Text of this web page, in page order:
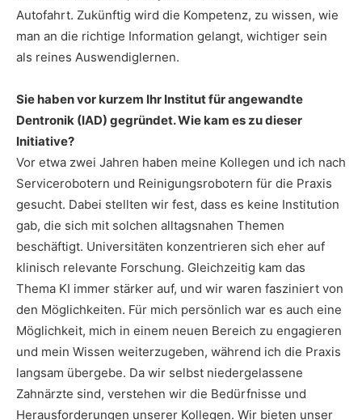
Autofahrt. Zukünftig wird die Kompetenz, zu wissen, wie
man an die richtige Information gelangt, wichtiger sein
als reines Auswendiglernen.
Sie haben vor kurzem Ihr Institut für angewandte
Dentronik (IAD) gegründet. Wie kam es zu dieser
Initiative?
Vor etwa zwei Jahren haben meine Kollegen und ich nach
Servicerobotern und Reinigungsrobotern für die Praxis
gesucht. Dabei stellten wir fest, dass es keine Institution
gab, die sich mit solchen alltagsnahen Themen
beschäftigt. Universitäten konzentrieren sich eher auf
klinisch relevante Forschung. Gleichzeitig kam das
Thema KI immer stärker auf, und wir waren fasziniert von
den Möglichkeiten. Für mich persönlich war es auch eine
Möglichkeit, mich in einem neuen Bereich zu engagieren
und mein Wissen weiterzugeben, während ich die Praxis
langsam übergebe. Da wir selbst niedergelassene
Zahnärzte sind, verstehen wir die Bedürfnisse und
Herausforderungen unserer Kollegen. Wir bieten unser